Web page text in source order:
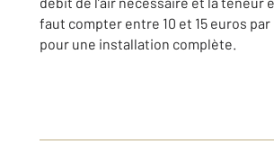
faut compter entre 10 et 15 euros
pour une installation complète.